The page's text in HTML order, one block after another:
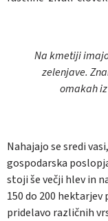
Na kmetiji
zelenjave.
omakah
Nahajajo se sredi
gospodarska
stoji še večji hlev in
150 do 200
pridelavo različnih